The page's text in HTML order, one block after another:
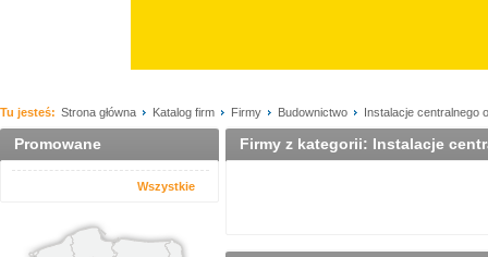
Tu jesteś: Strona główna Katalog firm Firmy Budownictwo Instalacje centralnego
Promowane
Wszystkie
Firmy z kategorii: Instalacje